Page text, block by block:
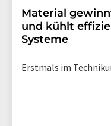
Material
und kühlt
Systeme
Erstmals im